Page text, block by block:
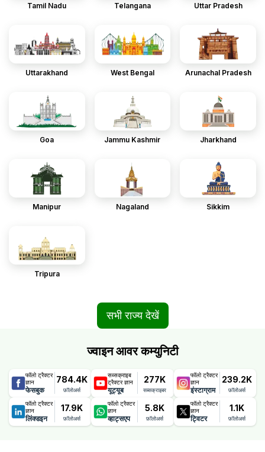
Tamil Nadu Telangana Uttar Pradesh
Uttarakhand West Bengal Arunachal Pradesh
Goa Jammu Kashmir Jharkhand
Manipur Nagaland Sikkim
Tripura
सभी राज्य देखें
ज्वाइन आवर कम्युनिटी
फॉलो ट्रैक्टर
ज्ञान
फेसबुक
784.4K
फ़ॉलोअर्स
सब्सक्राइब
ट्रैक्टर ज्ञान
यूट्यूब
277K
सब्सक्राइबर
फॉलो ट्रैक्टर
ज्ञान
इंस्टाग्राम
239.2K
फ़ॉलोअर्स
फॉलो ट्रैक्टर
ज्ञान
लिंक्डइन
17.9K
फ़ॉलोअर्स
फॉलो ट्रैक्टर
ज्ञान
व्हाट्सएप
5.8K
फ़ॉलोअर्स
फॉलो ट्रैक्टर
ज्ञान
ट्विटर
1.1K
फ़ॉलोअर्स